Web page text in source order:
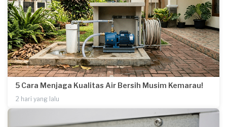
5 Cara Menjaga Kualitas Air Bersih Musim Kemarau!
2 hari yang lalu